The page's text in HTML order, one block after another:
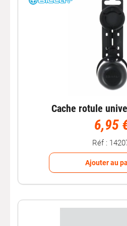
Cache rotule
6,95
Réf :
Ajouter au